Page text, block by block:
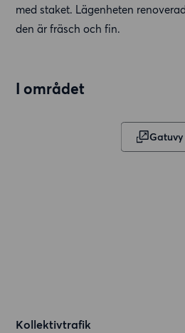
med staket. Lägenheten
den är fräsch och fin.
I området
Gatuvy
Kollektivtrafik